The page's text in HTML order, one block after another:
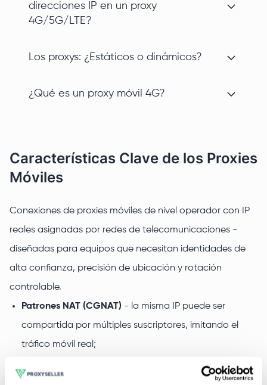
direcciones IP en un proxy
4G/5G/LTE?
Los proxys: ¿Estáticos o dinámicos?
¿Qué es un proxy móvil 4G?
Características Clave de los Proxies
Móviles
Conexiones de proxies móviles de nivel operador con IP
reales asignadas por redes de telecomunicaciones -
diseñadas para equipos que necesitan identidades de
alta confianza, precisión de ubicación y rotación
controlable.
Patrones NAT (CGNAT) - la misma IP puede ser
compartida por múltiples suscriptores, imitando el
tráfico móvil real;
- cambia mediante
enlace o con una programación de 5/30 minutos;